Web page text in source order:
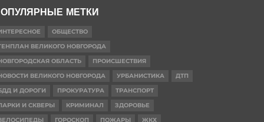
МЕТКИ
ОБЩЕСТВО
ВЕЛИКОГО НОВГОРОДА
ОБЛАСТЬ
ПРОИСШЕСТВИЯ
ВЕЛИКОГО НОВГОРОДА
УРБАНИСТИКА
ДТП
И ДОРОГИ
ПРОКУРАТУРА
ТРАНСПОРТ
И СКВЕРЫ
КРИМИНАЛ
ЗДОРОВЬЕ
ГОРОСКОП ПОЖАРЫ ЖКХ